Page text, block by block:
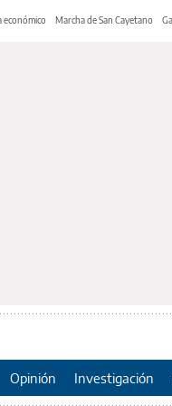
económico Marcha de San Cayetano
Opinión Investigación